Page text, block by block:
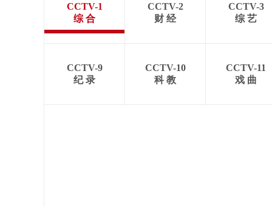
CCTV-1
综 合
CCTV-2
财 经
CCTV-3
综 艺
CCTV-9
纪 录
CCTV-10
科 教
CCTV-11
戏 曲